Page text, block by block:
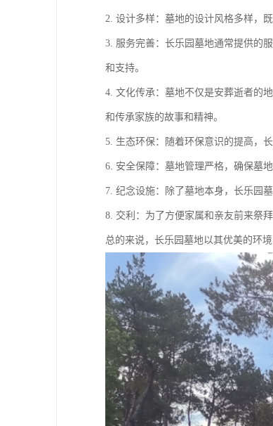
2. 设计多样：墓地的设计风格多样，
3. 服务完善：长乐园墓地通常提供的
和支持。
4. 文化传承：墓地不仅是安葬逝者的
和传承家族的故事和精神。
5. 生态环保：随着环保意识的提高，
6. 安全保障：墓地管理严格，确保墓
7. 纪念设施：除了墓地本身，长乐园
8. 交利：为了方便家属和亲友前来祭
总的来说，长乐园墓地以其优美的环